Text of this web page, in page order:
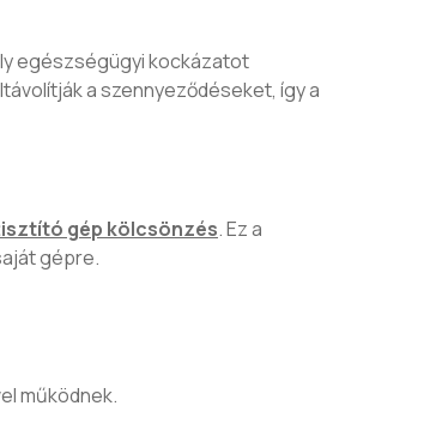
egészségügyi kockázatot
a szennyeződéseket, így a
gép kölcsönzés. Ez a
gépre.
működnek.